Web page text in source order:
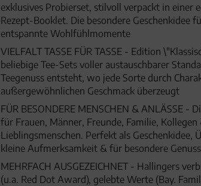
exklusives Probierset, stilvoll verpackt in einer
Rezept-Booklet. Die besondere Geschenkidee
entspannte Wohlfühlmomente
VIELFALT TASSE FÜR TASSE - Edition
beliebige Tee-Sets voller austauschbarer
Teegenuss entsteht, wo jede Sorte durch
außergewöhnlichen Geschmack überzeugt
FÜR BESONDERE MENSCHEN & ANLÄSSE -
für Frauen, Männer, Freunde, Familie, Kollegen
Lieblingsmenschen. Perfekt als Geschenkidee,
kleine Aufmerksamkeit & für besondere
MEHRFACH AUSGEZEICHNET - Hallingers
(u.a. Red Dot Award), gelebte Werte (Bay.